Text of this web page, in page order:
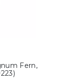
Fern,